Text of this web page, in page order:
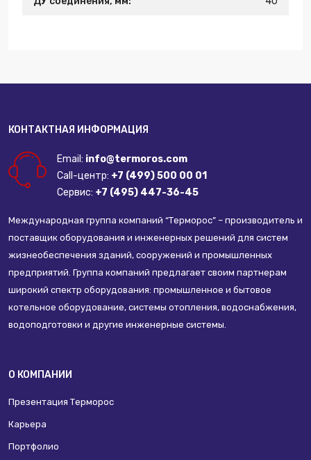
КОНТАКТНАЯ ИНФОРМАЦИЯ
Email: info@termoros.com
Call-центр: +7 (499) 500 00 01
Сервис: +7 (495) 447-36-45
Международная группа компаний “Терморос” – производитель и
поставщик оборудования и инженерных решений для систем
жизнеобеспечения зданий, сооружений и промышленных
предприятий. Группа компаний предлагает своим партнерам
широкий спектр оборудования: промышленное и бытовое
котельное оборудование, системы отопления, водоснабжения,
водоподготовки и другие инженерные системы.
О КОМПАНИИ
Презентация Терморос
Карьера
Портфолио